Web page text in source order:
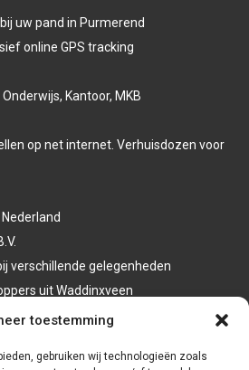
toestemming
gebruiken wij technologieën zoals
uw pand in Purmerend
online GPS tracking
Kantoor, MKB
op net internet. Verhuisdozen voor
verschillende gelegenheden
uit Waddinxveen